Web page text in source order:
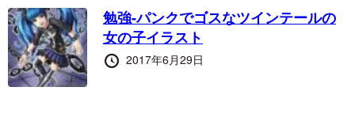
る
勉強-パンクでゴスなツインテールの
女の子イラスト
投
2017年6月29日